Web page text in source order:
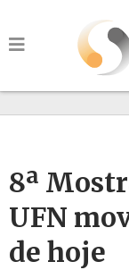
8ª
UFN
de hoje